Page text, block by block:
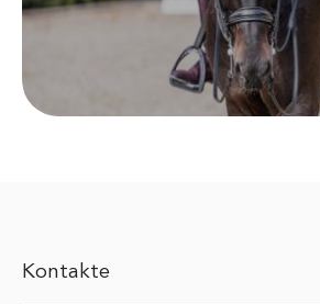
Kontakte